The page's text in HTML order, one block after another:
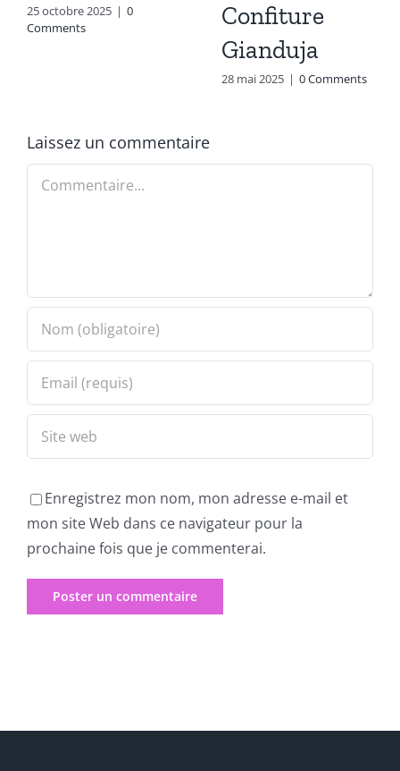
25 octobre 2025 | 0
Comments
Confiture
Gianduja
28 mai 2025 | 0 Comments
Laissez un commentaire
Commentaire
Enregistrez mon nom, mon adresse e-mail et
mon site Web dans ce navigateur pour la
prochaine fois que je commenterai.